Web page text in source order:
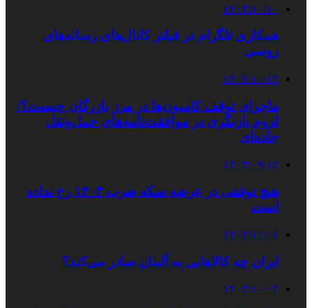
۱۴۰۳/۱۰/۱۰
همکاری تلگرام در فیلتر کانال‌های رسانه‌های
روسی
۱۴۰۲/۱۰/۱۴
ماجرای توقف کامیون‌ها در مرز بازرگان چیست؟/
لزوم بازنگری در موافقت‌نامه‌های حمل‌ونقل
جاده‌ای
۱۴۰۳/۰۹/۱۲
هیچ توقفی در عرضه سکه ضرب ۱۴۰۳ رخ نداده
است
۱۴۰۲/۱۱/۰۶
ایران چه کالاهایی به آلمان صادر می‌کند؟
۱۴۰۳/۱۰/۰۴